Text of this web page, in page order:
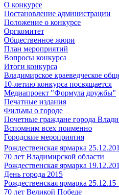
О конкурсе
Постановление администрации
Положение о конкурсе
Оргкомитет
Общественное жюри
План мероприятий
Вопросы конкурса
Итоги конкурса
Владимирское краеведческое
10-летию конкурса посвящается
Медиапроект "Формула дружбы"
Печатные издания
Фильмы о городе
Почетные граждане города
Вспомним всех поименно
Городские мероприятия
Рождественская ярмарка
70 лет Владимирской области
Рождественская ярмарка
День города 2015
Рождественская ярмарка
70 лет Великой Победе